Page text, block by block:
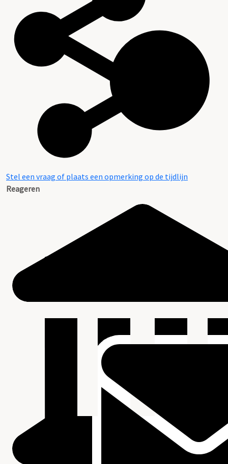
Stel een vraag of plaats een opmerking op de tijdlijn
Reageren